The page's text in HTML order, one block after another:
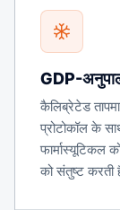
GDP-
कैलिब्रेटेड
प्रोटोकॉल के
को संतुष्ट करती